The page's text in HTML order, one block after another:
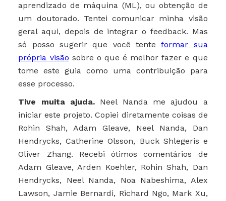
aprendizado de máquina (ML), ou obtenção de
um doutorado. Tentei comunicar minha visão
geral aqui, depois de integrar o feedback. Mas
só posso sugerir que você tenteformar sua
própria visão sobre o que é melhor fazer e que
tome este guia como uma contribuição para
esse processo.
Tive muita ajuda. Neel Nanda me ajudou a
iniciar este projeto. Copiei diretamente coisas de
Rohin Shah, Adam Gleave, Neel Nanda, Dan
Hendrycks, Catherine Olsson, Buck Shlegeris e
Oliver Zhang. Recebi ótimos comentários de
Adam Gleave, Arden Koehler, Rohin Shah, Dan
Hendrycks, Neel Nanda, Noa Nabeshima, Alex
Lawson, Jamie Bernardi, Richard Ngo, Mark Xu,